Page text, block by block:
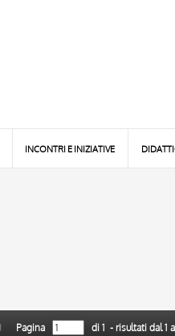
INCONTRI E INIZIATIVE
Pagina di 1 - risultati dal1